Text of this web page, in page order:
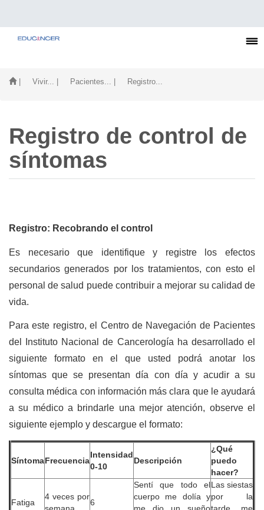
| Vivir... | Pacientes... | Registro...
Registro de control de
síntomas
Registro: Recobrando el control
Es necesario que identifique y registre los efectos
secundarios generados por los tratamientos, con esto el
personal de salud puede contribuir a mejorar su calidad de
vida.
Para este registro, el Centro de Navegación de Pacientes
del Instituto Nacional de Cancerología ha desarrollado el
siguiente formato en el que usted podrá anotar los
síntomas que se presentan día con día y acudir a su
consulta médica con información más clara que le ayudará
a su médico a brindarle una mejor atención, observe el
siguiente ejemplo y descargue el formato:
SíntomaFrecuencia
Intensidad
0-10
Descripción
¿Qué
puedo
hacer?
Fatiga
4 veces por
semana
6
Sentí que todo el
cuerpo me dolía y
me dio un sueño
Las siestas
por la
tarde me